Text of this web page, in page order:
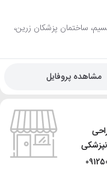
ساختمان پزشکان زرین،
مشاهده پروفایل